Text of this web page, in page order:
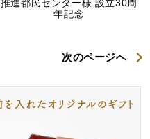
推進都民センター様 設立30周
年記念
次のページへ